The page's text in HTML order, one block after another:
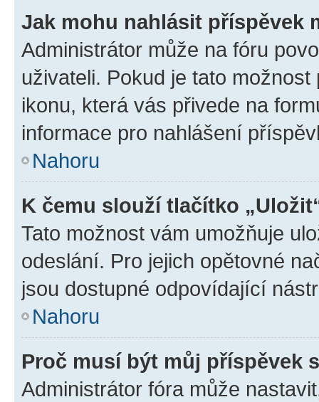
Jak mohu nahlásit příspěvek
Administrátor může na fóru
uživateli. Pokud je tato
ikonu, která vás přivede na
informace pro nahlášení
Nahoru
K čemu slouží tlačítko
Tato možnost vám umožňuje
odeslání. Pro jejich opětovné
jsou dostupné odpovídající
Nahoru
Proč musí být můj příspěvek
Administrátor fóra může